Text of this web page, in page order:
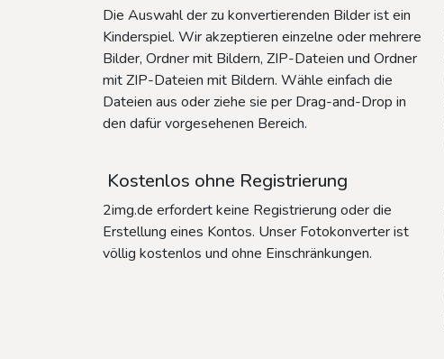
Die Auswahl der zu konvertierenden Bilder ist ein
Kinderspiel. Wir akzeptieren einzelne oder mehrere
Bilder, Ordner mit Bildern, ZIP-Dateien und Ordner
mit ZIP-Dateien mit Bildern. Wähle einfach die
Dateien aus oder ziehe sie per Drag-and-Drop in
den dafür vorgesehenen Bereich.
Kostenlos ohne Registrierung
2img.de erfordert keine Registrierung oder die
Erstellung eines Kontos. Unser Fotokonverter ist
völlig kostenlos und ohne Einschränkungen.